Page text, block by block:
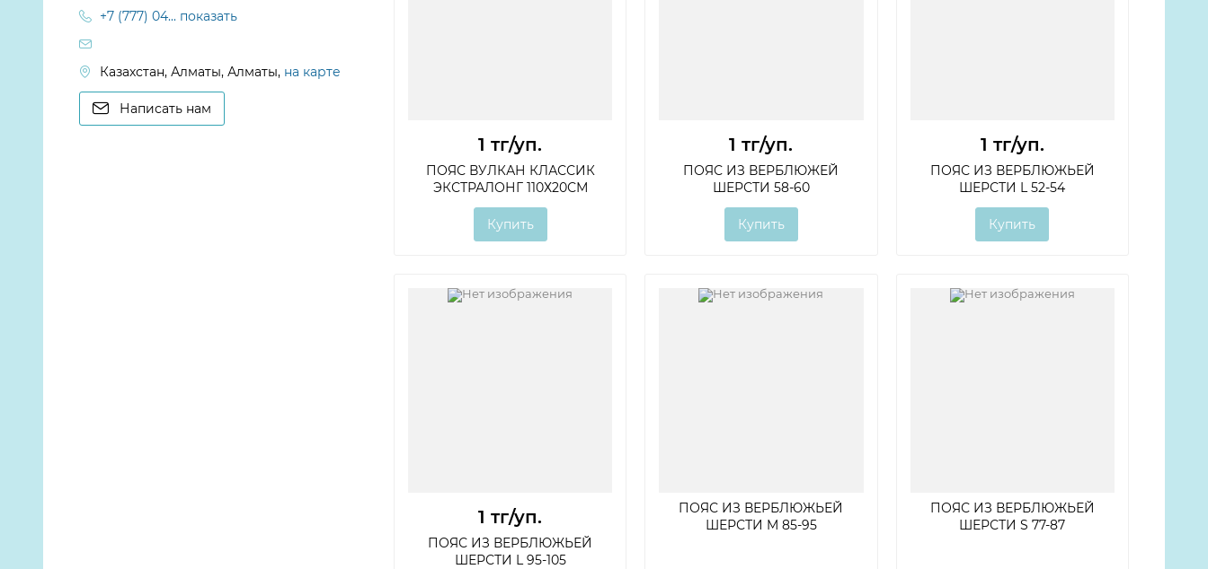
1 тг/уп.
ПОЯС ВУЛКАН КЛАССИК
ЭКСТРАЛОНГ 110Х20СМ
Купить
1 тг/уп.
ПОЯС ИЗ ВЕРБЛЮЖЕЙ
ШЕРСТИ 58-60
Купить
1 тг/уп.
ПОЯС ИЗ ВЕРБЛЮЖЬЕЙ
ШЕРСТИ L 52-54
Купить
1 тг/уп.
ПОЯС ИЗ ВЕРБЛЮЖЬЕЙ
ШЕРСТИ L 95-105
ПОЯС ИЗ ВЕРБЛЮЖЬЕЙ
ШЕРСТИ M 85-95
ПОЯС ИЗ ВЕРБЛЮЖЬЕЙ
ШЕРСТИ S 77-87
+7 (777) 04... показать
Казахстан, Алматы, Алматы, на карте
Написать нам